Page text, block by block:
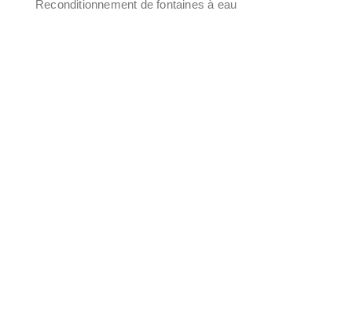
Reconditionnement de fontaines à eau